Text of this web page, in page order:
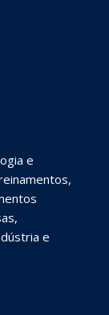
e
e